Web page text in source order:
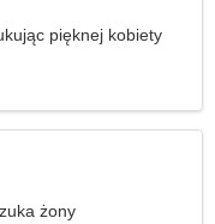
pięknej kobiety
żony